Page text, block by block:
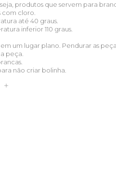
produtos que servem para
com cloro.
até 40 graus.
inferior 110 graus.
um lugar plano. Pendurar as
peça.
não criar bolinha.